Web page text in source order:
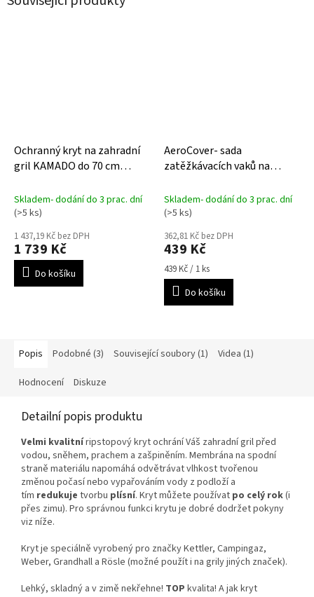
Ochranný kryt na zahradní
gril KAMADO do 70 cm
Skladem- dodání do 3 prac. dní
(>5 ks)
1 437,19 Kč bez DPH
1 739 Kč
Do košíku
AeroCover- sada
zatěžkávacích vaků na
Skladem- dodání do 3 prac. dní
(>5 ks)
362,81 Kč bez DPH
439 Kč
Měrná
cena:
439 Kč / 1 ks
Do košíku
Popis Podobné (3) Související soubory (1) Videa (1)
Hodnocení Diskuze
Detailní popis produktu
Velmi kvalitníripstopový kryt ochrání Váš zahradní gril před
vodou, sněhem, prachem a zašpiněním. Membrána na spodní
straně materiálu napomáhá odvětrávat vlhkost tvořenou
změnou počasí nebo vypařováním vody z podloží a
tím redukuje tvorbu plísní. Kryt můžete používat po celý rok(i
přes zimu). Pro správnou funkci krytu je dobré dodržet pokyny
viz níže.
Kryt je speciálně vyrobený pro značkyKettler, Campingaz,
Weber, Grandhall a Rösle (možné použít i na grily jiných značek).
Lehký, skladný a v zimě nekřehne! TOP kvalita! A jak kryt